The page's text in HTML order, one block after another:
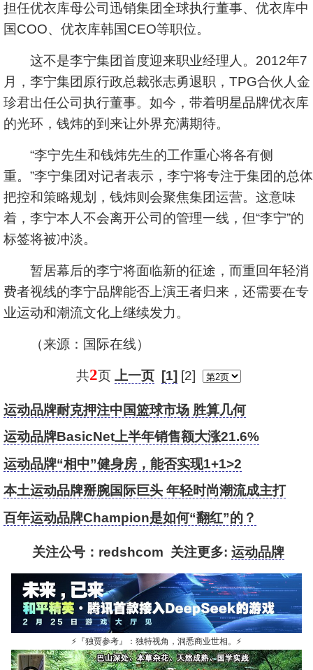
担任优衣库母公司迅销集团全球执行董事、优衣库中
国COO、优衣库韩国CEO等职位。
这不是李宁集团首度迎来职业经理人。2012年7
月，李宁集团原行政总裁张志勇退职，TPG合伙人金
珍君出任公司执行董事。如今，带着明星品牌优衣库
的光环，钱炜的到来让外界充满期待。
“李宁先生和钱炜先生的工作重心将各有侧
重。”李宁集团对记者表示，李宁将专注于集团的总体
把控和策略规划，钱炜则会聚焦集团运营。这意味
着，李宁本人不会离开公司的管理一线，但“李宁”的
标签将被冲淡。
暂居幕后的李宁将面临新的征途，而重回年轻消
费者视线的李宁品牌能否上演王者归来，还需要在专
业运动和潮流文化上继续发力。
（来源：国际在线）
共2页 上一页 [1] [2]
运动品牌耐克押注中国篮球市场 胜算几何
运动品牌BasicNet上半年销售额大涨21.6%
运动品牌“相中”健身房，能否实现1+1>2
本土运动品牌掰腕国际巨头 年轻时尚潮流成主打
百年运动品牌Champion是如何“翻红”的？
关注公号：redshcom 关注更多: 运动品牌
⚡ 『独贾参考』：独特视角，洞悉商业世相。 ⚡